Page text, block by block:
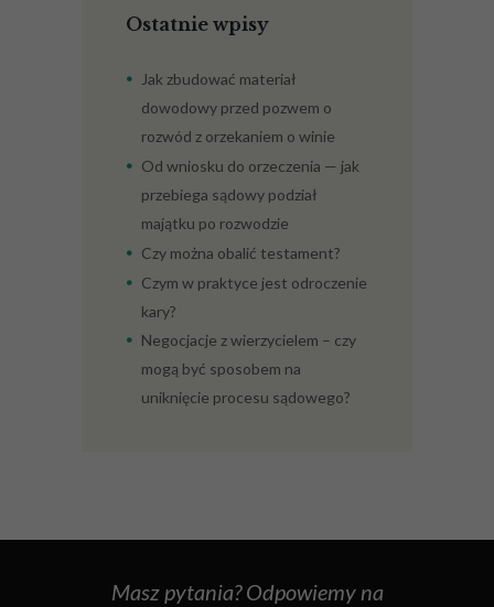
Ostatnie wpisy
Jak zbudować materiał
dowodowy przed pozwem o
rozwód z orzekaniem o winie
Od wniosku do orzeczenia — jak
przebiega sądowy podział
majątku po rozwodzie
Czy można obalić testament?
Czym w praktyce jest odroczenie
kary?
Negocjacje z wierzycielem – czy
mogą być sposobem na
uniknięcie procesu sądowego?
Masz pytania? Odpowiemy na